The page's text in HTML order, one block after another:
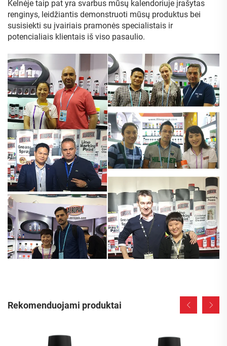
Kelnėje taip pat yra svarbus mūsų kalendoriuje įrašytas
renginys, leidžiantis demonstruoti mūsų produktus bei
susisiekti su įvairiais pramonės specialistais ir
potencialiais klientais iš viso pasaulio.
Rekomenduojami produktai